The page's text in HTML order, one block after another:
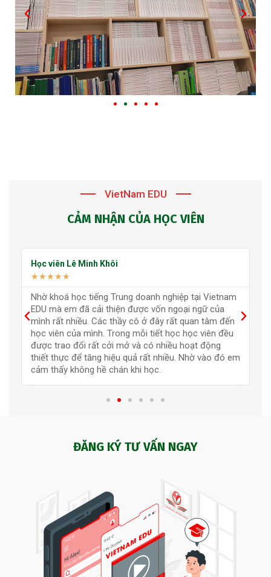
VietNam EDU
CẢM NHẬN CỦA HỌC VIÊN
Học viên Lê Minh Thư
★★★★★
Vietnam EDU là nơi học tiếng Trung doanh nghiệp xịn
nhất mà mình từng học, sau khoá học mình học
được rất nhiều về nền văn hoá của Trung Quốc. Đội
ngũ giảng viên hỗ trợ học viên tận tình. Mình cảm ơn
trung tâm rất nhiều.
ĐĂNG KÝ TƯ VẤN NGAY